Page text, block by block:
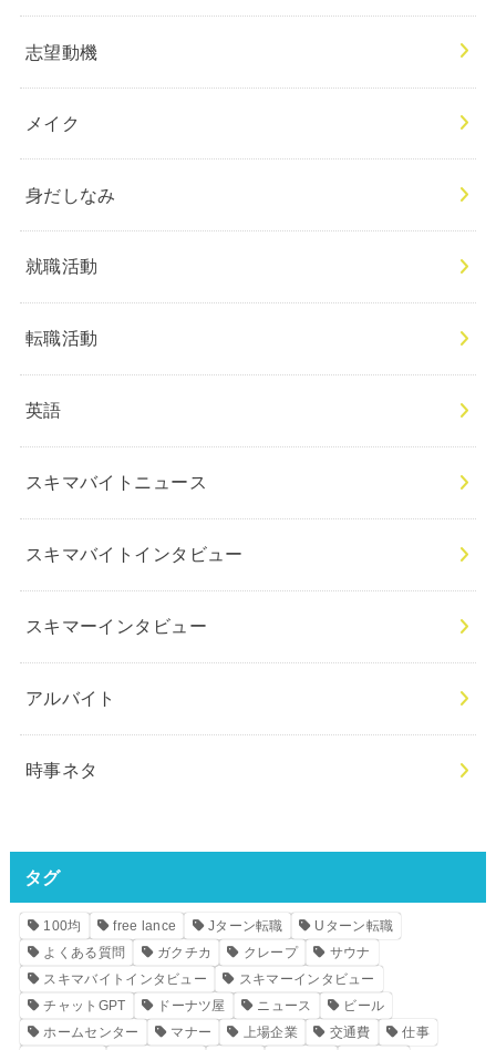
志望動機
メイク
身だしなみ
就職活動
転職活動
英語
スキマバイトニュース
スキマバイトインタビュー
スキマーインタビュー
アルバイト
時事ネタ
タグ
100均 free lance Jターン転職
Uターン転職
よくある質問
ガクチカ クレープ
サウナ
スキマバイトインタビュー
スキマーインタビュー
チャットGPT
ドーナツ屋 ニュース
ビール
ホームセンター
マナー 上場企業 交通費
仕事